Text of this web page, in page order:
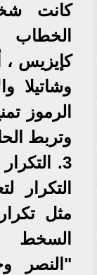
كانت
الخطاب
كإيزيس ،
وشاتيلا
الرموز
وتربط
3.
التكرار
مثل
السخط
"النصر